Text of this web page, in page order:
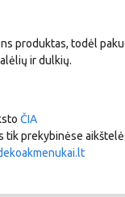
produktas, todėl
ir dulkių.
ČIA
prekybinėse